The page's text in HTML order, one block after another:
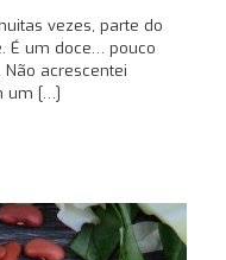
vezes, parte do
É um doce… pouco
acrescentei
um […]